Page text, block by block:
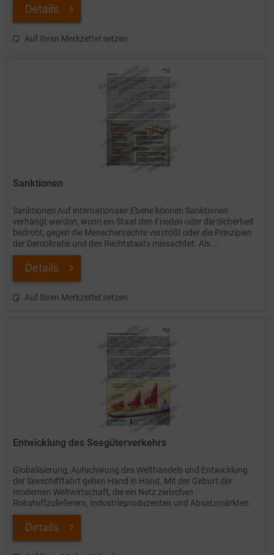
Details
Auf Ihren Merkzettel setzen
Sanktionen
Sanktionen Auf internationaler Ebene können Sanktionen
verhängt werden, wenn ein Staat den Frieden oder die Sicherheit
bedroht, gegen die Menschenrechte verstößt oder die Prinzipien
der Demokratie und des Rechtstaats missachtet. Als...
Details
Auf Ihren Merkzettel setzen
Entwicklung des Seegüterverkehrs
Globalisierung, Aufschwung des Welthandels und Entwicklung
der Seeschifffahrt gehen Hand in Hand. Mit der Geburt der
modernen Weltwirtschaft, die ein Netz zwischen
Rohstoffzulieferern, Industrieproduzenten und Absatzmärkten
rund um den...
Details